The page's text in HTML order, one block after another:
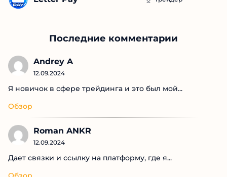
Последние комментарии
Andrey A
12.09.2024
Я новичок в сфере трейдинга и это был мой...
Обзор
Roman ANKR
12.09.2024
Дает связки и ссылку на платформу, где я...